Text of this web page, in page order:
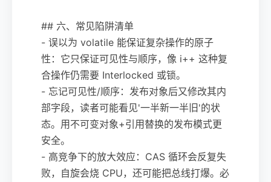
## 六、常见陷阱清单
- 误以为 volatile 能保证复杂操作的原子
性：它只保证可见性与顺序，像 i++ 这种复
合操作仍需要 Interlocked 或锁。
- 忘记可见性/顺序：发布对象后又修改其内
部字段，读者可能看见'一半新一半旧'的状
态。用不可变对象+引用替换的发布模式更
安全。
- 高竞争下的放大效应：CAS 循环会反复失
败，自旋会烧 CPU，还可能把总线打爆。必